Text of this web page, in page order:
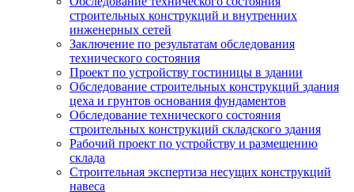
строительных конструкций и внутренних
инженерных сетей
Заключение по результатам обследования
технического состояния
Проект по устройству гостиницы в здании
Обследование строительных конструкций здания
цеха и грунтов основания фундаментов
Обследование технического состояния
строительных конструкций складского здания
Рабочий проект по устройству и размещению
склада
Строительная экспертиза несущих конструкций
навеса